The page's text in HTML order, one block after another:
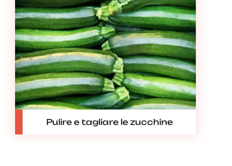
Pulire e tagliare le zucchine